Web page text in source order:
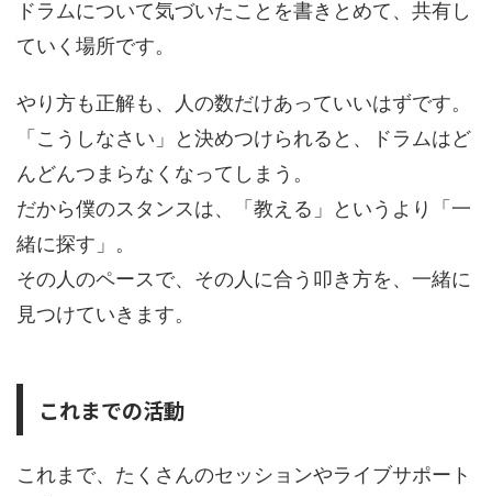
ドラムについて気づいたことを書きとめて、共有し
ていく場所です。
やり方も正解も、人の数だけあっていいはずです。
「こうしなさい」と決めつけられると、ドラムはど
んどんつまらなくなってしまう。
だから僕のスタンスは、「教える」というより「一
緒に探す」。
その人のペースで、その人に合う叩き方を、一緒に
見つけていきます。
これまでの活動
これまで、たくさんのセッションやライブサポート